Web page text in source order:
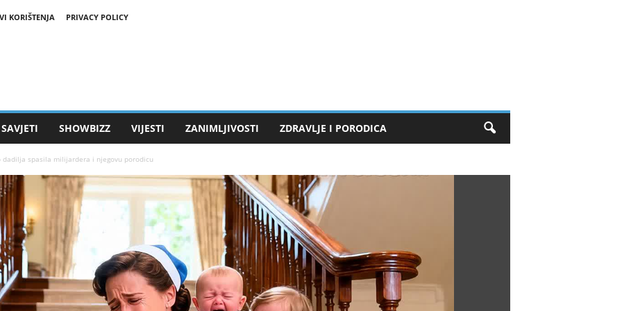
KORIŠTENJA
PRIVACY POLICY
SAVJETI SHOWBIZZ VIJESTI ZANIMLJIVOSTI ZDRAVLJE I PORODICA
dadilja spasila milijardera i njegovu porodicu